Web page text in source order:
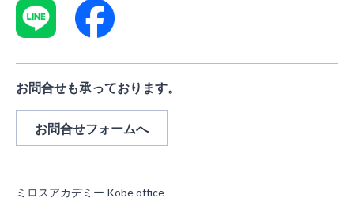
お問合せも承っております。
お問合せフォームへ
ミロスアカデミー Kobe office